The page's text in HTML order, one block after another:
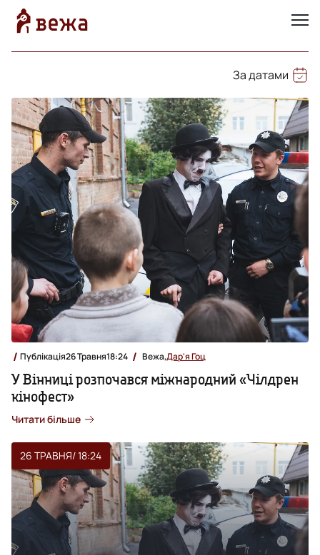
За датами
Публікація26 Травня18:24 Вежа,Дар'я Гоц
У Вінниці розпочався міжнародний «Чілдрен
кінофест»
Читати більше
26 ТРАВНЯ/ 18:24